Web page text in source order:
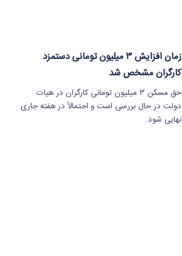
زمان افزایش ۳ میلیون تومانی دستمزد
کارگران مشخص شد
حق مسکن ۳ میلیون تومانی کارگران در هیات
دولت در حال بررسی است و احتمالاً در هفته جاری
نهایی شود.